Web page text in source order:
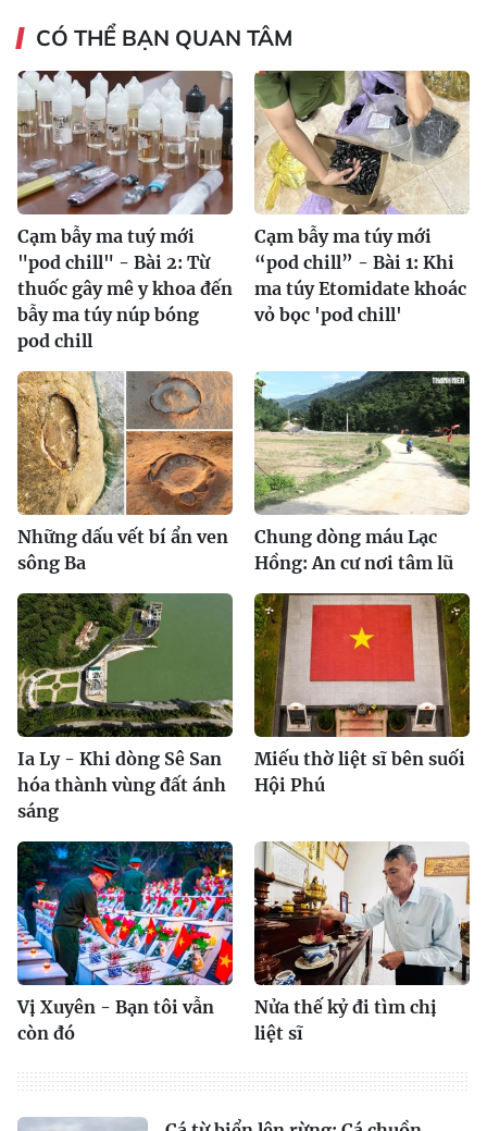
CÓ THỂ BẠN QUAN TÂM
Cạm bẫy ma tuý mới
"pod chill" - Bài 2: Từ
thuốc gây mê y khoa đến
bẫy ma túy núp bóng
pod chill
Cạm bẫy ma túy mới
“pod chill” - Bài 1: Khi
ma túy Etomidate khoác
vỏ bọc 'pod chill'
Những dấu vết bí ẩn ven
sông Ba
Chung dòng máu Lạc
Hồng: An cư nơi tâm lũ
Ia Ly - Khi dòng Sê San
hóa thành vùng đất ánh
sáng
Miếu thờ liệt sĩ bên suối
Hội Phú
Vị Xuyên - Bạn tôi vẫn
còn đó
Nửa thế kỷ đi tìm chị
liệt sĩ